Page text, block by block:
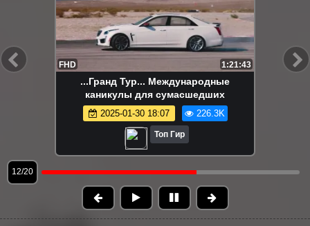
FHD 1:21:43
...Гранд Тур... Международные
каникулы для сумасшедших
2025-01-30 18:07 226.3K
Топ Гир
13/20